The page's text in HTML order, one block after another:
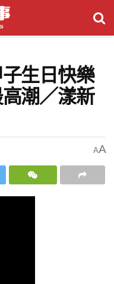
生日快樂
高潮／漾新
AA